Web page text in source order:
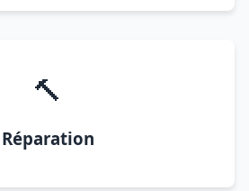
🔨
Réparation